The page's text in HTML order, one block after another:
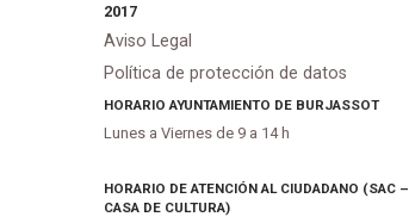
2017
Aviso Legal
Política de protección de datos
HORARIO AYUNTAMIENTO DE BURJASSOT
Lunes a Viernes de 9 a 14 h
HORARIO DE ATENCIÓN AL CIUDADANO (SAC –
CASA DE CULTURA)